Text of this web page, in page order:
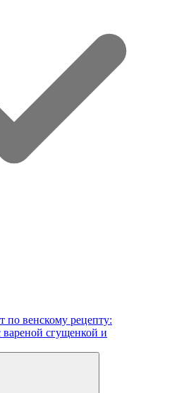
по венскому рецепту:
сгущенкой и